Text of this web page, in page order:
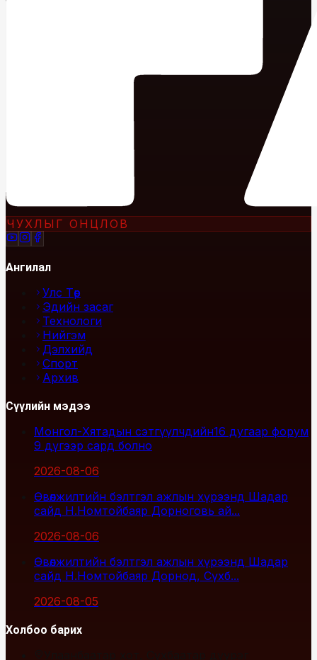
ЧУХЛЫГ ОНЦЛОВ
Ангилал
Улс Төр
Эдийн засаг
Технологи
Нийгэм
Дэлхийд
Спорт
Архив
Сүүлийн мэдээ
Монгол-Хятадын сэтгүүлчдийн16 дугаар форум
9 дүгээр сард болно
2026-08-06
Өвөлжилтийн бэлтгэл ажлын хүрээнд Шадар
сайд Н.Номтойбаяр Дорноговь ай...
2026-08-06
Өвөлжилтийн бэлтгэл ажлын хүрээнд Шадар
сайд Н.Номтойбаяр Дорнод, Сүхб...
2026-08-05
Холбоо барих